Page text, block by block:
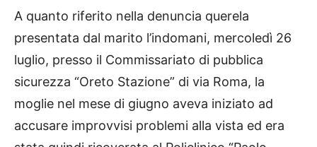
A quanto riferito nella denuncia querela
presentata dal marito l’indomani, mercoledì 26
luglio, presso il Commissariato di pubblica
sicurezza “Oreto Stazione” di via Roma, la
moglie nel mese di giugno aveva iniziato ad
accusare improvvisi problemi alla vista ed era